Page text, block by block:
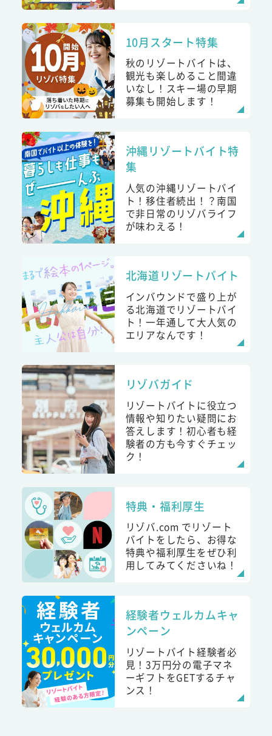
10月スタート特集
秋のリゾートバイトは、
観光も楽しめること間違
いなし！スキー場の早期
募集も開始します！
沖縄リゾートバイト特
集
人気の沖縄リゾートバイ
ト！移住者続出！？南国
で非日常のリゾバライフ
が味わえる！
北海道リゾートバイト
インバウンドで盛り上が
る北海道でリゾートバイ
ト！一年通して大人気の
エリアなんです！
リゾバガイド
リゾートバイトに役立つ
情報や知りたい疑問にお
答えします！初心者も経
験者の方も今すぐチェッ
ク！
特典・福利厚生
リゾバ.com でリゾート
バイトをしたら、お得な
特典や福利厚生をぜひ利
用してみてくださいね！
経験者ウェルカムキャ
ンペーン
リゾートバイト経験者必
見！3万円分の電子マネ
ーギフトをGETするチャ
ンス！